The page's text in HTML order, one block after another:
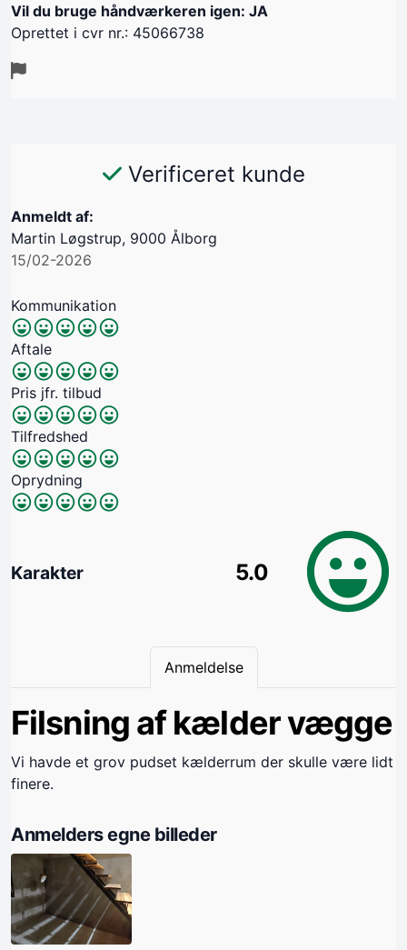
Vil du bruge håndværkeren igen: JA
Oprettet i cvr nr.: 45066738
Verificeret kunde
Anmeldt af:
Martin Løgstrup, 9000 Ålborg
15/02-2026
Kommunikation
Aftale
Pris jfr. tilbud
Tilfredshed
Oprydning
Karakter 5.0
Anmeldelse
Filsning af kælder vægge
Vi havde et grov pudset kælderrum der skulle være lidt
finere.
Anmelders egne billeder